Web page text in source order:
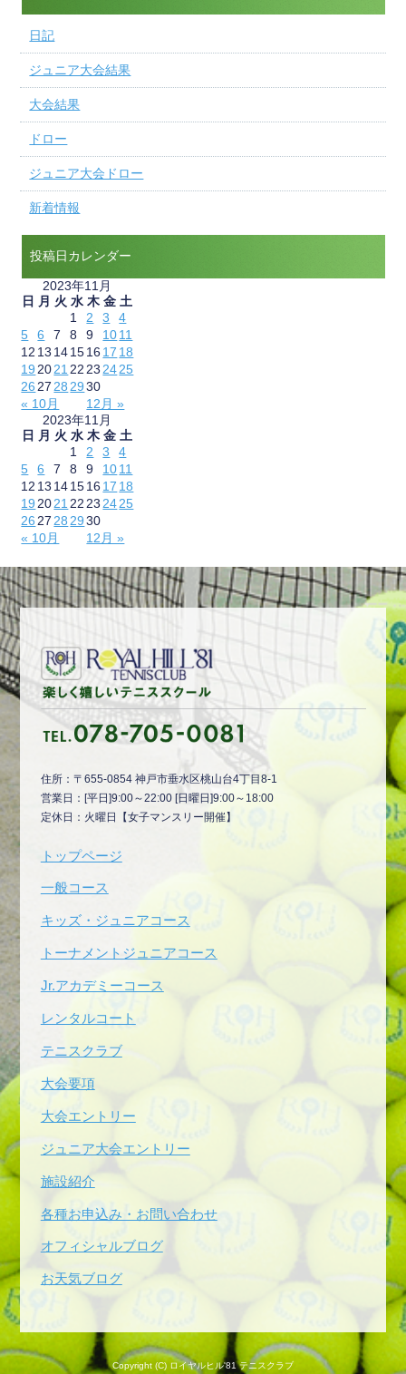
日記
ジュニア大会結果
大会結果
ドロー
ジュニア大会ドロー
新着情報
投稿日カレンダー
2023年11月
日
月 火 水 木 金 土
« 10月 12月 »
1 2 3
4
5
6 7 8 9 1011
12 13 141516 17 18
19 2021 22 23 2425
26 27 28 29 30
2023年11月
日
月 火 水 木 金 土
« 10月 12月 »
1 2 3
4
5
6 7 8 9 1011
12 13 141516 17 18
19 2021 22 23 2425
26 27 28 29 30
住所：〒655-0854 神戸市垂水区桃山台4丁目8-1
営業日：[平日]9:00～22:00 [日曜日]9:00～18:00
定休日：火曜日【女子マンスリー開催】
トップページ
一般コース
キッズ・ジュニアコース
トーナメントジュニアコース
Jr.アカデミーコース
レンタルコート
テニスクラブ
大会要項
大会エントリー
ジュニア大会エントリー
施設紹介
各種お申込み・お問い合わせ
オフィシャルブログ
お天気ブログ
Copyright (C) ロイヤルヒル'81 テニスクラブ